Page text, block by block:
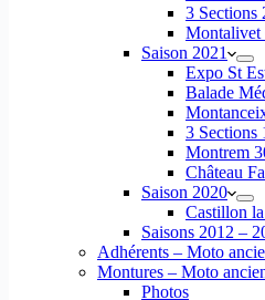
3 Sections
Montalivet
Saison 2021
Expo St
Balade
3 Sections
Montrem
Château
Saison 2020
Castillon
Saisons 2012 –
Adhérents – Moto
Montures – Moto
Photos